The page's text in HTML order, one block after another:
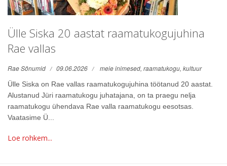
Ülle Siska 20 aastat raamatukogujuhina
Rae vallas
Rae Sõnumid 09.06.2026 meie inimesed, raamatukogu, kultuur
Ülle Siska on Rae vallas raamatukogujuhina töötanud 20 aastat.
Alustanud Jüri raamatukogu juhatajana, on ta praegu nelja
raamatukogu ühendava Rae valla raamatukogu eesotsas.
Vaatasime Ü...
Loe rohkem...